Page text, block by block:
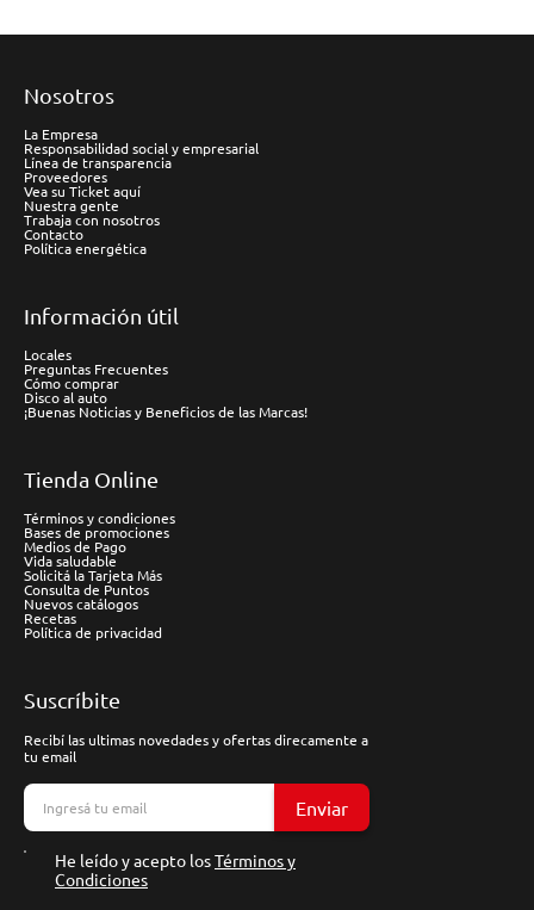
Nosotros
La Empresa
Responsabilidad social y empresarial
Línea de transparencia
Proveedores
Vea su Ticket aquí
Nuestra gente
Trabaja con nosotros
Contacto
Política energética
Información útil
Locales
Preguntas Frecuentes
Cómo comprar
Disco al auto
¡Buenas Noticias y Beneficios de las Marcas!
Tienda Online
Términos y condiciones
Bases de promociones
Medios de Pago
Vida saludable
Solicitá la Tarjeta Más
Consulta de Puntos
Nuevos catálogos
Recetas
Política de privacidad
Suscríbite
Recibí las ultimas novedades y ofertas direcamente a
tu email
Enviar
He leído y acepto losTérminos y
Condiciones